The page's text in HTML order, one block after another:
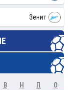
Зенит
В Н П О